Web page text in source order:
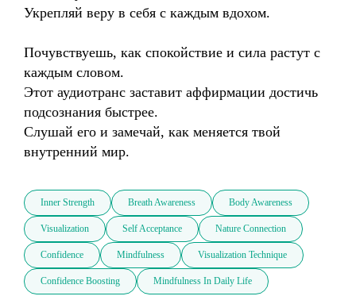
Укрепляй веру в себя с каждым вдохом.
Почувствуешь, как спокойствие и сила растут с
каждым словом.
Этот аудиотранс заставит аффирмации достичь
подсознания быстрее.
Слушай его и замечай, как меняется твой
внутренний мир.
Inner Strength Breath Awareness Body Awareness
Visualization Self Acceptance Nature Connection
Confidence Mindfulness Visualization Technique
Confidence Boosting Mindfulness In Daily Life